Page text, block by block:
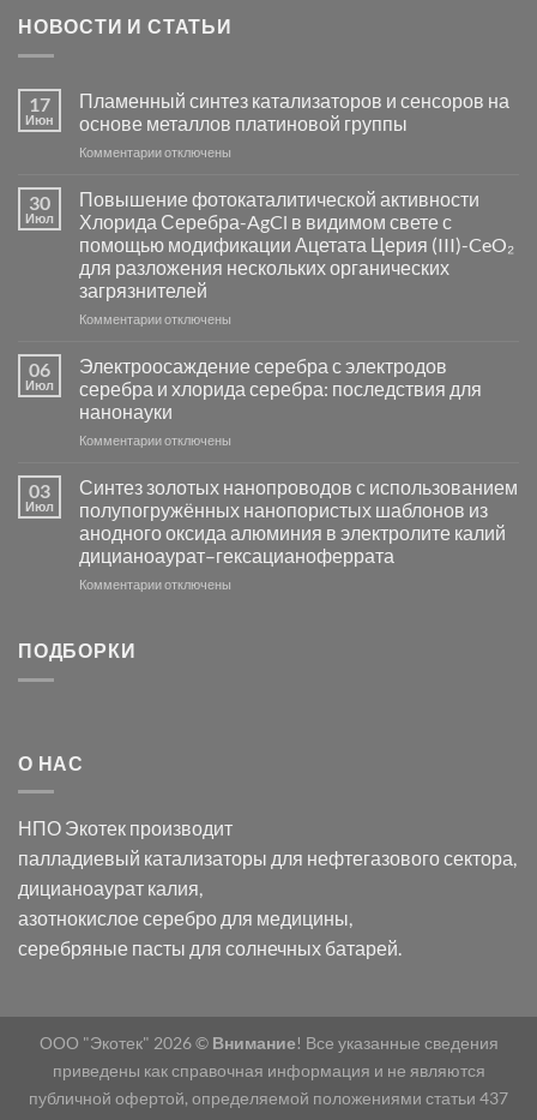
НОВОСТИ И СТАТЬИ
17
Июн
Пламенный синтез катализаторов и сенсоров на
основе металлов платиновой группы
Комментариик
Пламенный
синтез
катализаторов
и
сенсоров
на
основе
группы
отключены
30
Июл
Повышение фотокаталитической активности
Хлорида Серебра-AgCl в видимом свете с
помощью модификации Ацетата Церия (III)-CeO₂
для разложения нескольких органических
загрязнителей
Комментариик
фотокаталитической
активности
Хлорида
Серебра-
в
видимом
свете
с
помощью
модификации
отключены
06
Июл
Электроосаждение серебра с электродов
серебра и хлорида серебра: последствия для
нанонауки
Комментариик
серебра
с
электродов
серебра
и
отключены
03
Июл
Синтез золотых нанопроводов с использованием
полупогружённых нанопористых шаблонов из
анодного оксида алюминия в электролите калий
дицианоаурат–гексацианоферрата
Комментариик
оксида
в
электролите
калий
дицианоаурат–
гексацианоферрата
отключены
ПОДБОРКИ
О НАС
НПО Экотек производит
палладиевый катализаторы для нефтегазового сектора,
дицианоаурат калия,
азотнокислое серебро для медицины,
серебряные пасты для солнечных батарей.
ООО "Экотек" 2026 © Внимание! Все указанные сведения
приведены как справочная информация и не являются
публичной офертой, определяемой положениями статьи 437